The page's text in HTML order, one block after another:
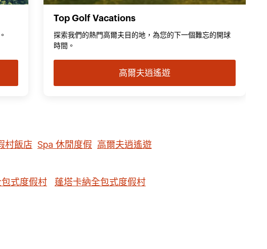
Top Golf Vacations
探索我們的熱門高爾夫目的地，為您的下一個難忘的開球
時間。
高爾夫逍遙遊
村飯店 Spa 休閒度假 高爾夫逍遙遊
式度假村
蓬塔卡納全包式度假村